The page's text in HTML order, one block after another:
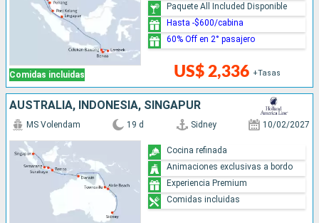
Comidas incluidas US$ 2,336 +Tasas
Paquete All Included Disponible
Hasta -$600/cabina
60% Off en 2° pasajero
AUSTRALIA, INDONESIA, SINGAPUR
MS Volendam 19 d Sidney 10/02/2027
Cocina refinada
Animaciones exclusivas a bordo
Experiencia Premium
Comidas incluidas